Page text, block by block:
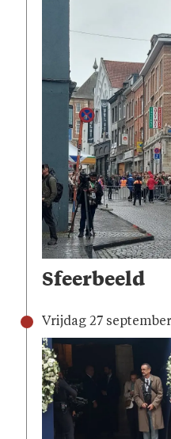
Sfeerbeeld
Vrijdag 27